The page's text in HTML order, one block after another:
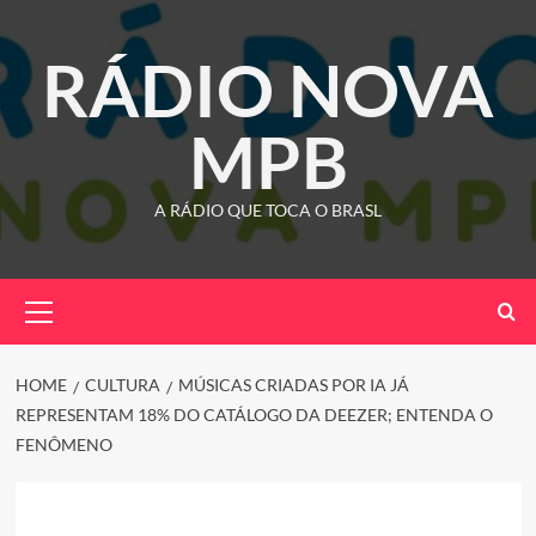
to
contentRÁDIO NOVA
MPB
A RÁDIO QUE TOCA O BRASL
Menu
HOME CULTURA
MÚSICAS CRIADAS POR IA JÁ
REPRESENTAM 18% DO CATÁLOGO DA DEEZER; ENTENDA O
FENÔMENO